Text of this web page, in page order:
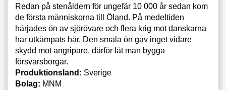
Redan på stenåldern för ungefär 10 000 år sedan kom
de första människorna till Öland. På medeltiden
härjades ön av sjörövare och flera krig mot danskarna
har utkämpats här. Den smala ön gav inget vidare
skydd mot angripare, därför lät man bygga
försvarsborgar.
Produktionsland: Sverige
Bolag: MNM